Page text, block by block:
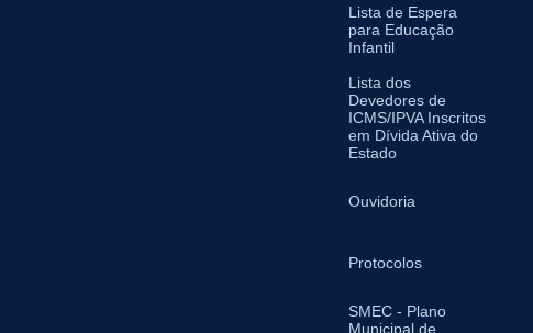
Lista de Espera
para Educação
Infantil
Lista dos
Devedores de
ICMS/IPVA Inscritos
em Dívida Ativa do
Estado
Ouvidoria
Protocolos
SMEC - Plano
Municipal de